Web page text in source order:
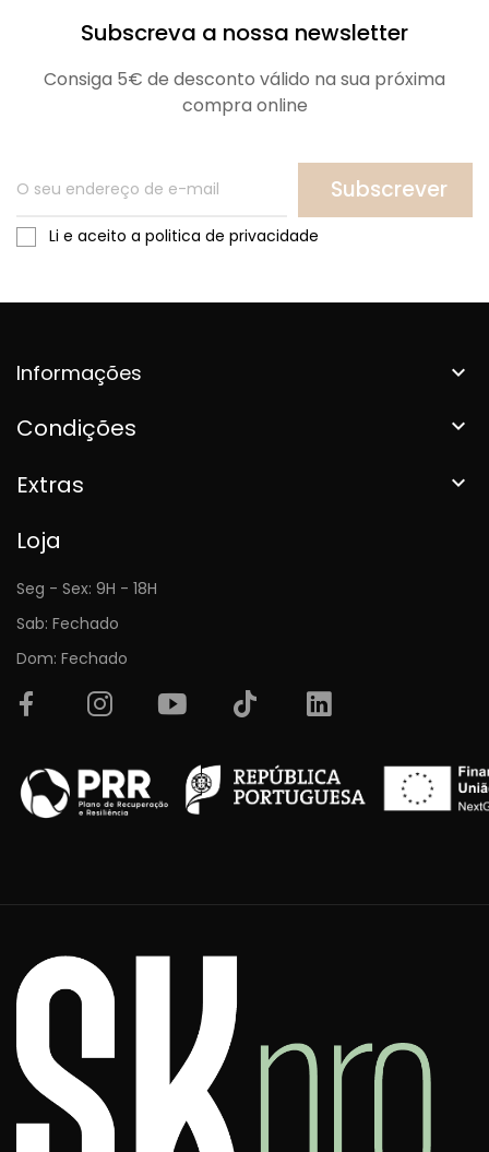
Subscreva a nossa newsletter
Consiga 5€ de desconto válido na sua próxima
compra online
Subscrever
Li e aceito a politica de privacidade
Informações 
Condições 
Extras 
Loja
Seg - Sex: 9H - 18H
Sab: Fechado
Dom: Fechado